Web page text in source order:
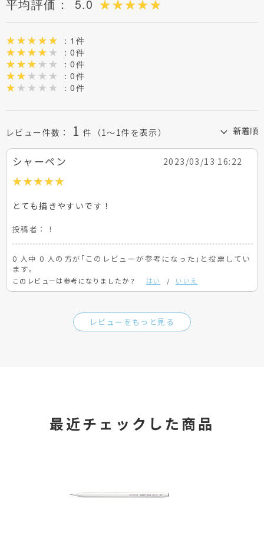
平均評価： 5.0
：1件
：0件
：0件
：0件
：0件
レビュー件数： 1 件 （1～1件を表示）
シャーペン 2023/03/13 16:22
とても描きやすいです！
投稿者： ！
0 人中 0 人の方が｢このレビューが参考になった｣と投票してい
ます。
このレビューは参考になりましたか？ はい / いいえ
レビューをもっと見る
最近チェックした商品